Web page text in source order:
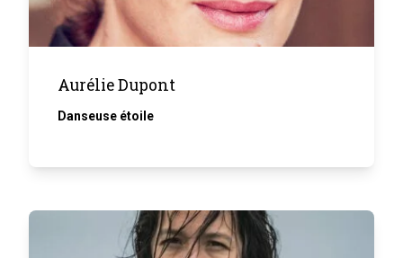
Aurélie Dupont
Danseuse étoile